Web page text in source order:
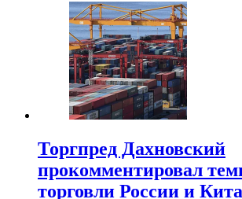
Торгпред Дахновский
прокомментировал
торговли России и